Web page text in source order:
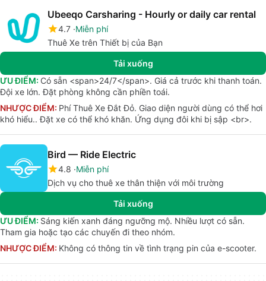
Ubeeqo Carsharing - Hourly or daily car rental
4.7 Miễn phí
Thuê Xe trên Thiết bị của Bạn
Tải xuống
ƯU ĐIỂM: Có sẵn <span>24/7</span>. Giá cả trước khi thanh toán.
Đội xe lớn. Đặt phòng không cần phiền toái.
NHƯỢC ĐIỂM: Phí Thuê Xe Đắt Đỏ. Giao diện người dùng có thể hơi
khó hiểu.. Đặt xe có thể khó khăn. Ứng dụng đôi khi bị sập <br>.
Bird — Ride Electric
4.8 Miễn phí
Dịch vụ cho thuê xe thân thiện với môi trường
Tải xuống
ƯU ĐIỂM: Sáng kiến xanh đáng ngưỡng mộ. Nhiều lượt có sẵn.
Tham gia hoặc tạo các chuyến đi theo nhóm.
NHƯỢC ĐIỂM: Không có thông tin về tình trạng pin của e-scooter.